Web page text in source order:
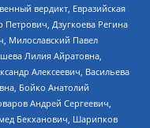
вердикт, Евразийская
Дзугкоева Регина
Милославский Павел
Лилия Айратовна,
Алексеевич, Васильева
Бойко Анатолий
Андрей Сергеевич,
Бекханович, Шарипков